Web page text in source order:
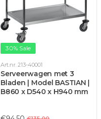
30% Sale
Art.nr. 213-40001
Serveerwagen met 3
Bladen | Model BASTIAN |
B860 x D540 x H940 mm